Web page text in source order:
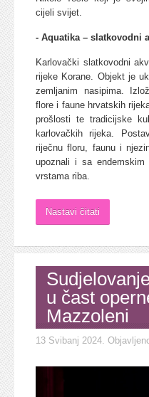
cijeli svijet.
- Aquatika – slatkovodni
Karlovački slatkovodni
rijeke Korane. Objekt je
zemljanim nasipima.
flore i faune hrvatskih
prošlosti te tradicijske
karlovačkih rijeka.
riječnu floru, faunu i
upoznali i sa
vrstama riba.
Nastavi čitati
u čast
Mazzoleni
13 Svibanj 2024.